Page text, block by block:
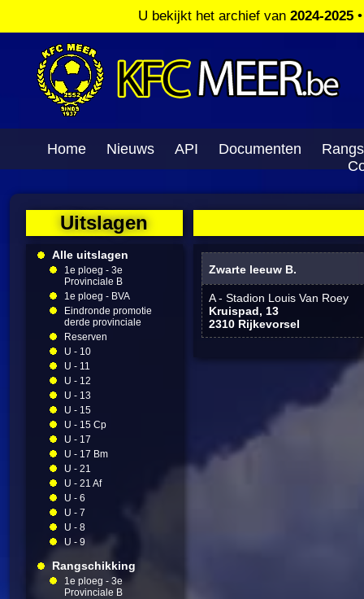
U bekijkt het archief van 2024-2025
Home Nieuws API Documenten
Uitslagen
Alle uitslagen
1e ploeg - 3e
Provinciale B
1e ploeg - BVA
Eindronde promotie
derde provinciale
Reserven
U - 10
U - 11
U - 12
U - 13
U - 15
U - 15 Cp
U - 17
U - 17 Bm
U - 21
U - 21 Af
U - 6
U - 7
U - 8
U - 9
Rangschikking
1e ploeg - 3e
Provinciale B
Zwarte leeuw B.
A - Stadion Louis Van Roey
Kruispad, 13
2310 Rijkevorsel